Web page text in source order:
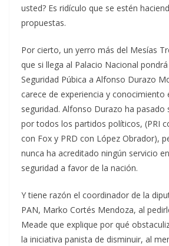
usted? Es ridículo que se estén
propuestas.
Por cierto, un yerro más del Mesías
que si llega al Palacio Nacional
Seguridad Púbica a Alfonso Durazo
carece de experiencia y conocimiento
seguridad. Alfonso Durazo ha pasado
por todos los partidos políticos, (PRI
con Fox y PRD con López Obrador),
nunca ha acreditado ningún servicio
seguridad a favor de la nación.
Y tiene razón el coordinador de la
PAN, Marko Cortés Mendoza, al
Meade que explique por qué
la iniciativa panista de disminuir, al